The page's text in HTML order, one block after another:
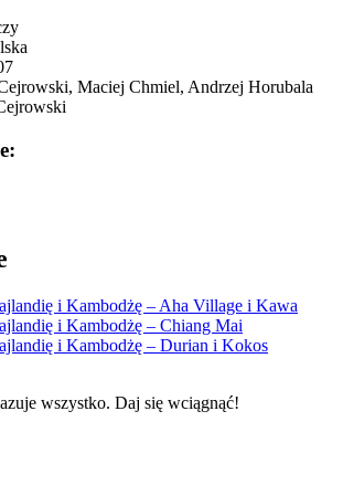
Maciej Chmiel, Andrzej Horubala
i Kambodżę – Aha Village i Kawa
i Kambodżę – Chiang Mai
i Kambodżę – Durian i Kokos
wszystko. Daj się wciągnąć!